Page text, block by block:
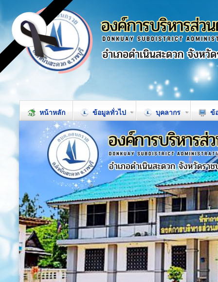
หน้าหลัก ข้อมูลทั่วไป บุคลากร ข้